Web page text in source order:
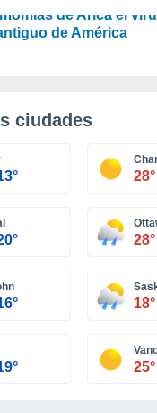
de Arica el
de América
ciudades
28°
28°
18°
25°